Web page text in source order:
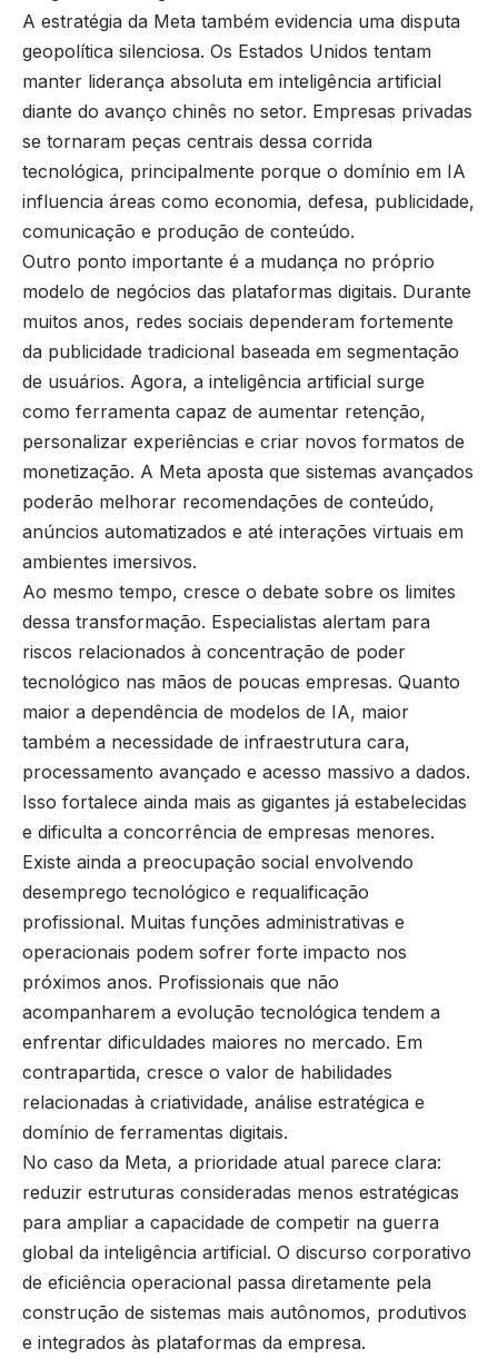
A estratégia da Meta também evidencia uma disputa
geopolítica silenciosa. Os Estados Unidos tentam
manter liderança absoluta em inteligência artificial
diante do avanço chinês no setor. Empresas privadas
se tornaram peças centrais dessa corrida
tecnológica, principalmente porque o domínio em IA
influencia áreas como economia, defesa, publicidade,
comunicação e produção de conteúdo.
Outro ponto importante é a mudança no próprio
modelo de negócios das plataformas digitais. Durante
muitos anos, redes sociais dependeram fortemente
da publicidade tradicional baseada em segmentação
de usuários. Agora, a inteligência artificial surge
como ferramenta capaz de aumentar retenção,
personalizar experiências e criar novos formatos de
monetização. A Meta aposta que sistemas avançados
poderão melhorar recomendações de conteúdo,
anúncios automatizados e até interações virtuais em
ambientes imersivos.
Ao mesmo tempo, cresce o debate sobre os limites
dessa transformação. Especialistas alertam para
riscos relacionados à concentração de poder
tecnológico nas mãos de poucas empresas. Quanto
maior a dependência de modelos de IA, maior
também a necessidade de infraestrutura cara,
processamento avançado e acesso massivo a dados.
Isso fortalece ainda mais as gigantes já estabelecidas
e dificulta a concorrência de empresas menores.
Existe ainda a preocupação social envolvendo
desemprego tecnológico e requalificação
profissional. Muitas funções administrativas e
operacionais podem sofrer forte impacto nos
próximos anos. Profissionais que não
acompanharem a evolução tecnológica tendem a
enfrentar dificuldades maiores no mercado. Em
contrapartida, cresce o valor de habilidades
relacionadas à criatividade, análise estratégica e
domínio de ferramentas digitais.
No caso da Meta, a prioridade atual parece clara:
reduzir estruturas consideradas menos estratégicas
para ampliar a capacidade de competir na guerra
global da inteligência artificial. O discurso corporativo
de eficiência operacional passa diretamente pela
construção de sistemas mais autônomos, produtivos
e integrados às plataformas da empresa.